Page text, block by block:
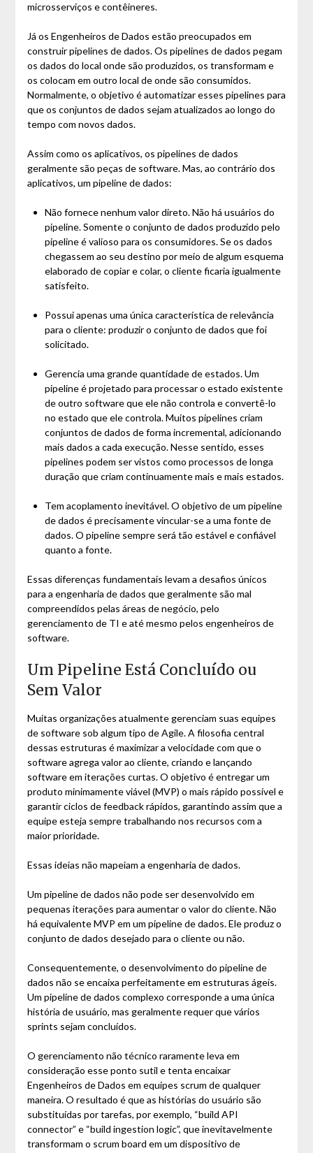
microsserviços e contêineres.
Já os Engenheiros de Dados estão preocupados em
construir pipelines de dados. Os pipelines de dados pegam
os dados do local onde são produzidos, os transformam e
os colocam em outro local de onde são consumidos.
Normalmente, o objetivo é automatizar esses pipelines para
que os conjuntos de dados sejam atualizados ao longo do
tempo com novos dados.
Assim como os aplicativos, os pipelines de dados
geralmente são peças de software. Mas, ao contrário dos
aplicativos, um pipeline de dados:
Não fornece nenhum valor direto. Não há usuários do
pipeline. Somente o conjunto de dados produzido pelo
pipeline é valioso para os consumidores. Se os dados
chegassem ao seu destino por meio de algum esquema
elaborado de copiar e colar, o cliente ficaria igualmente
satisfeito.
Possui apenas uma única característica de relevância
para o cliente: produzir o conjunto de dados que foi
solicitado.
Gerencia uma grande quantidade de estados. Um
pipeline é projetado para processar o estado existente
de outro software que ele não controla e convertê-lo
no estado que ele controla. Muitos pipelines criam
conjuntos de dados de forma incremental, adicionando
mais dados a cada execução. Nesse sentido, esses
pipelines podem ser vistos como processos de longa
duração que criam continuamente mais e mais estados.
Tem acoplamento inevitável. O objetivo de um pipeline
de dados é precisamente vincular-se a uma fonte de
dados. O pipeline sempre será tão estável e confiável
quanto a fonte.
Essas diferenças fundamentais levam a desafios únicos
para a engenharia de dados que geralmente são mal
compreendidos pelas áreas de negócio, pelo
gerenciamento de TI e até mesmo pelos engenheiros de
software.
Um Pipeline Está Concluído ou
Sem Valor
Muitas organizações atualmente gerenciam suas equipes
de software sob algum tipo de Agile. A filosofia central
dessas estruturas é maximizar a velocidade com que o
software agrega valor ao cliente, criando e lançando
software em iterações curtas. O objetivo é entregar um
produto minimamente viável (MVP) o mais rápido possível e
garantir ciclos de feedback rápidos, garantindo assim que a
equipe esteja sempre trabalhando nos recursos com a
maior prioridade.
Essas ideias não mapeiam a engenharia de dados.
Um pipeline de dados não pode ser desenvolvido em
pequenas iterações para aumentar o valor do cliente. Não
há equivalente MVP em um pipeline de dados. Ele produz o
conjunto de dados desejado para o cliente ou não.
Consequentemente, o desenvolvimento do pipeline de
dados não se encaixa perfeitamente em estruturas ágeis.
Um pipeline de dados complexo corresponde a uma única
história de usuário, mas geralmente requer que vários
sprints sejam concluídos.
O gerenciamento não técnico raramente leva em
consideração esse ponto sutil e tenta encaixar
Engenheiros de Dados em equipes scrum de qualquer
maneira. O resultado é que as histórias do usuário são
substituídas por tarefas, por exemplo, “build API
connector” e “build ingestion logic”, que inevitavelmente
transformam o scrum board em um dispositivo de